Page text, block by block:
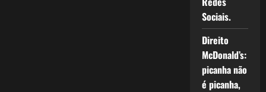
Sociais.
Direito
McDonald’s:
picanha não
é picanha,